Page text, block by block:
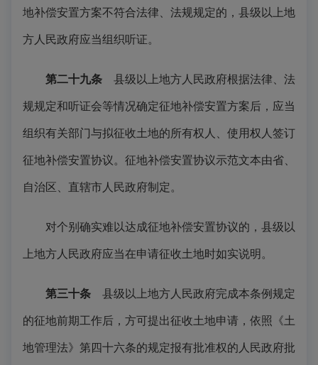
地补偿安置方案不符合法律、法规规定的，县级以上地
方人民政府应当组织听证。
第二十九条 县级以上地方人民政府根据法律、法
规规定和听证会等情况确定征地补偿安置方案后，应当
组织有关部门与拟征收土地的所有权人、使用权人签订
征地补偿安置协议。征地补偿安置协议示范文本由省、
自治区、直辖市人民政府制定。
对个别确实难以达成征地补偿安置协议的，县级以
上地方人民政府应当在申请征收土地时如实说明。
第三十条 县级以上地方人民政府完成本条例规定
的征地前期工作后，方可提出征收土地申请，依照《土
地管理法》第四十六条的规定报有批准权的人民政府批